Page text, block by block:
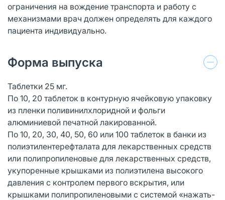
ограничения на вождение транспорта и работу с
механизмами врач должен определять для каждого
пациента индивидуально.
Форма выпуска
Таблетки 25 мг.
По 10, 20 таблеток в контурную ячейковую упаковку
из пленки поливинилхлоридной и фольги
алюминиевой печатной лакированной.
По 10, 20, 30, 40, 50, 60 или 100 таблеток в банки из
полиэтилентерефталата для лекарственных средств
или полипропиленовые для лекарственных средств,
укупоренные крышками из полиэтилена высокого
давления с контролем первого вскрытия, или
крышками полипропиленовыми с системой «нажать-